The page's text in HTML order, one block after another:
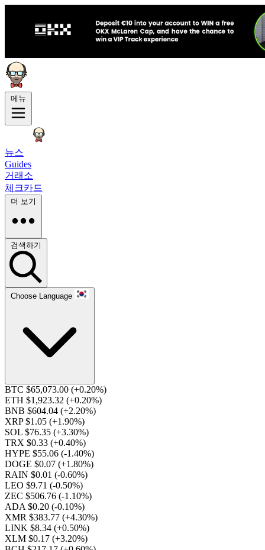
메뉴
뉴스
Guides
거래소
체크카드
더 보기
검색하기
Choose Language
BTC $65,073.00 (+0.20%)
ETH $1,923.32 (+0.20%)
BNB $604.04 (+2.20%)
XRP $1.05 (+1.90%)
SOL $76.35 (+3.30%)
TRX $0.33 (+0.40%)
HYPE $55.06 (-1.40%)
DOGE $0.07 (+1.80%)
RAIN $0.01 (-0.60%)
LEO $9.71 (-0.50%)
ZEC $506.76 (-1.10%)
ADA $0.20 (-0.10%)
XMR $383.77 (+4.30%)
LINK $8.34 (+0.50%)
XLM $0.17 (+3.20%)